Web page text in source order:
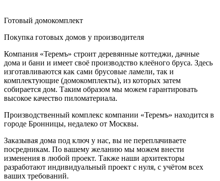
Готовый домокомплект
Покупка готовых домов у производителя
Компания «Теремъ» строит деревянные коттеджи, дачные
дома и бани и имеет своё производство клеёного бруса. Здесь
изготавливаются как сами брусовые ламели, так и
комплектующие (домокомплекты), из которых затем
собирается дом. Таким образом мы можем гарантировать
высокое качество пиломатериала.
Производственный комплекс компании «Теремъ» находится в
городе Бронницы, недалеко от Москвы.
Заказывая дома под ключ у нас, вы не переплачиваете
посредникам. По вашему желанию мы можем внести
изменения в любой проект. Также наши архитекторы
разработают индивидуальный проект с нуля, с учётом всех
ваших требований.